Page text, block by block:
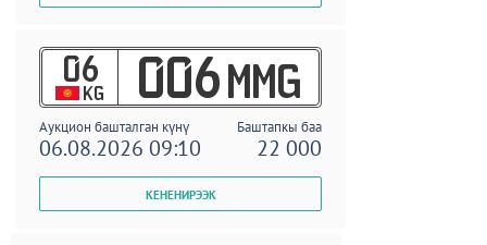
06
KG 006 MMG
Аукцион башталган күнү Баштапкы баа
06.08.2026 09:10 22 000